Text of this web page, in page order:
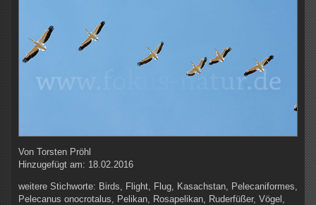
Von Torsten Pröhl
Hinzugefügt am: 18.02.2016
weitere Stichworte: Birds, Flight, Flug, Kasachstan, Pelecaniformes,
Pelecanus onocrotalus, Pelikan, Rosapelikan, Ruderfüßer, Vögel,